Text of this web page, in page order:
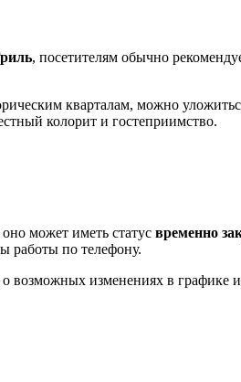
, посетителям обычно
кварталам, можно
колорит и гостеприимство.
может иметь статус временно
работы по телефону.
возможных изменениях в